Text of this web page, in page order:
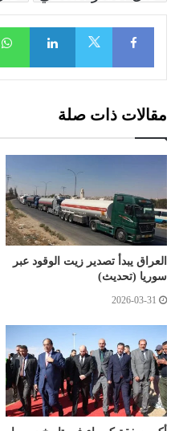
Facebook
مقالات ذات صلة
العراق يبدأ تصدير زيت الوقود عبر
سوريا (تحديث)
2026-03-31